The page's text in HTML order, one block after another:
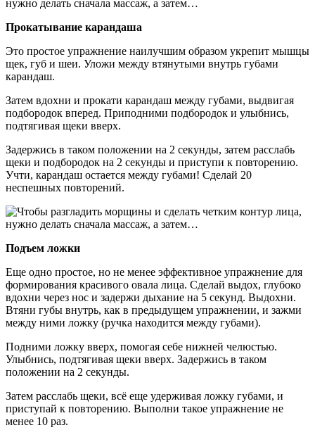
Прокатывание карандаша
Это простое упражнение наилучшим образом укрепит мышцы
щек, губ и шеи. Уложи между втянутыми внутрь губами
карандаш.
Затем вдохни и прокати карандаш между губами, выдвигая
подбородок вперед. Приподними подбородок и улыбнись,
подтягивая щеки вверх.
Задержись в таком положении на 2 секунды, затем расслабь
щеки и подбородок на 2 секунды и приступи к повторению.
Учти, карандаш остается между губами! Сделай 20
неспешных повторений.
Подъем ложки
Еще одно простое, но не менее эффективное упражнение для
формирования красивого овала лица. Сделай выдох, глубоко
вдохни через нос и задержи дыхание на 5 секунд. Выдохни.
Втяни губы внутрь, как в предыдущем упражнении, и зажми
между ними ложку (ручка находится между губами).
Подними ложку вверх, помогая себе нижней челюстью.
Улыбнись, подтягивая щеки вверх. Задержись в таком
положении на 2 секунды.
Затем расслабь щеки, всё еще удерживая ложку губами, и
приступай к повторению. Выполни такое упражнение не
менее 10 раз.